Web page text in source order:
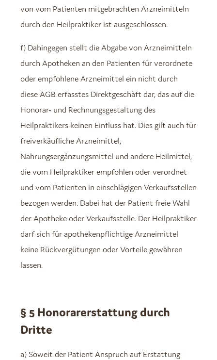
von vom Patienten mitgebrachten Arzneimitteln
durch den Heilpraktiker ist ausgeschlossen.
f) Dahingegen stellt die Abgabe von Arzneimitteln
durch Apotheken an den Patienten für verordnete
oder empfohlene Arzneimittel ein nicht durch
diese AGB erfasstes Direktgeschäft dar, das auf die
Honorar- und Rechnungsgestaltung des
Heilpraktikers keinen Einfluss hat. Dies gilt auch für
freiverkäufliche Arzneimittel,
Nahrungsergänzungsmittel und andere Heilmittel,
die vom Heilpraktiker empfohlen oder verordnet
und vom Patienten in einschlägigen Verkaufsstellen
bezogen werden. Dabei hat der Patient freie Wahl
der Apotheke oder Verkaufsstelle. Der Heilpraktiker
darf sich für apothekenpflichtige Arzneimittel
keine Rückvergütungen oder Vorteile gewähren
lassen.
§ 5 Honorarerstattung durch
Dritte
a) Soweit der Patient Anspruch auf Erstattung